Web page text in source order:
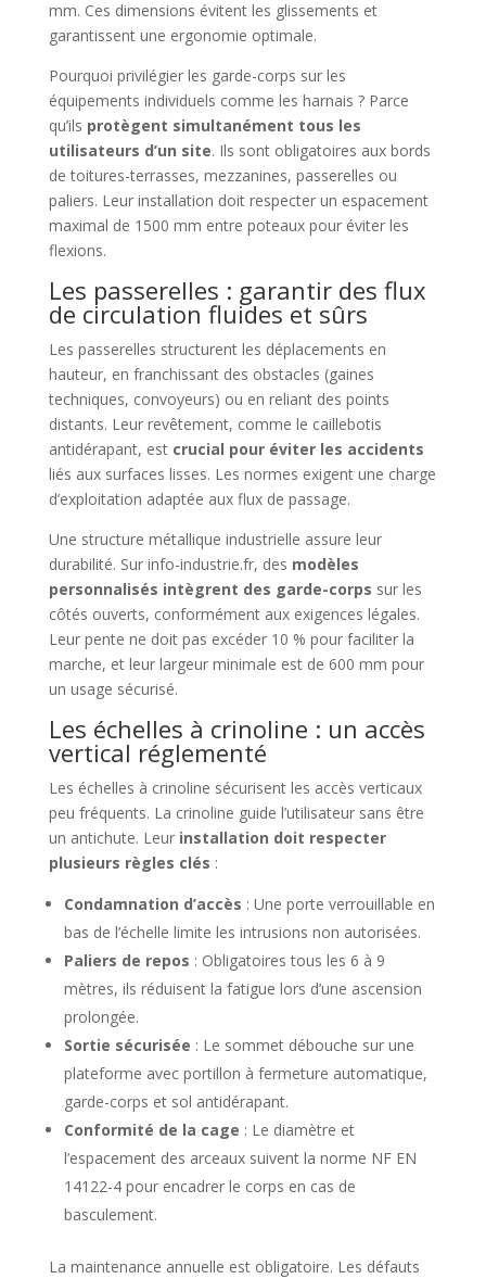
mm. Ces dimensions évitent les glissements et
garantissent une ergonomie optimale.
Pourquoi privilégier les garde-corps sur les
équipements individuels comme les harnais ? Parce
qu’ils protègent simultanément tous les
utilisateurs d’un site. Ils sont obligatoires aux bords
de toitures-terrasses, mezzanines, passerelles ou
paliers. Leur installation doit respecter un espacement
maximal de 1500 mm entre poteaux pour éviter les
flexions.
Les passerelles : garantir des flux
de circulation fluides et sûrs
Les passerelles structurent les déplacements en
hauteur, en franchissant des obstacles (gaines
techniques, convoyeurs) ou en reliant des points
distants. Leur revêtement, comme le caillebotis
antidérapant, est crucial pour éviter les accidents
liés aux surfaces lisses. Les normes exigent une charge
d’exploitation adaptée aux flux de passage.
Une structure métallique industrielle assure leur
durabilité. Sur info-industrie.fr, des modèles
personnalisés intègrent des garde-corps sur les
côtés ouverts, conformément aux exigences légales.
Leur pente ne doit pas excéder 10 % pour faciliter la
marche, et leur largeur minimale est de 600 mm pour
un usage sécurisé.
Les échelles à crinoline : un accès
vertical réglementé
Les échelles à crinoline sécurisent les accès verticaux
peu fréquents. La crinoline guide l’utilisateur sans être
un antichute. Leur installation doit respecter
plusieurs règles clés :
Condamnation d’accès : Une porte verrouillable en
bas de l’échelle limite les intrusions non autorisées.
Paliers de repos : Obligatoires tous les 6 à 9
mètres, ils réduisent la fatigue lors d’une ascension
prolongée.
Sortie sécurisée : Le sommet débouche sur une
plateforme avec portillon à fermeture automatique,
garde-corps et sol antidérapant.
Conformité de la cage : Le diamètre et
l’espacement des arceaux suivent la norme NF EN
14122-4 pour encadrer le corps en cas de
basculement.
La maintenance annuelle est obligatoire. Les défauts